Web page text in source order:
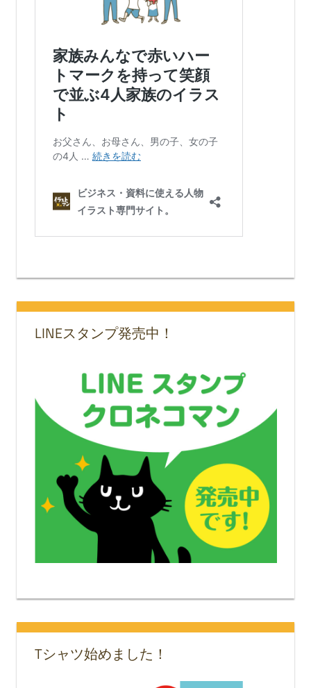
LINEスタンプ発売中！
Tシャツ始めました！